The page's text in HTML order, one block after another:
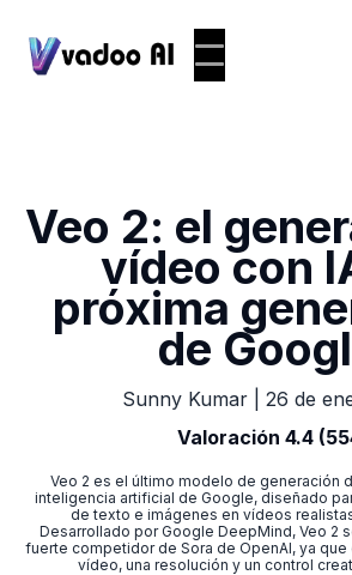
Veo 2: el
vídeo con
próxima
de
Sunny Kumar
26 de
Valoración 4.4
Veo 2 es el último modelo de generación
inteligencia artificial de Google, diseñado
de texto e imágenes en vídeos
Desarrollado por Google DeepMind, Veo 2
fuerte competidor de Sora de OpenAI, ya
vídeo, una resolución y un control